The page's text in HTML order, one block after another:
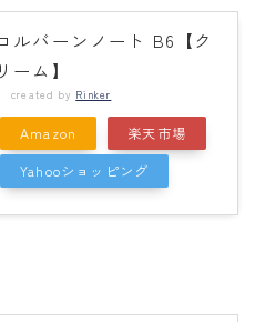
ロルバーンノート B6【ク
リーム】
created by Rinker
Amazon
楽天市場
Yahooショッピング